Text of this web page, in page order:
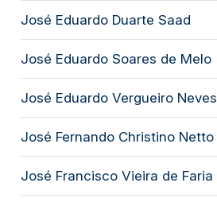
José Eduardo Duarte Saad
José Eduardo Soares de Melo
José Eduardo Vergueiro Neves
José Fernando Christino Netto
José Francisco Vieira de Faria